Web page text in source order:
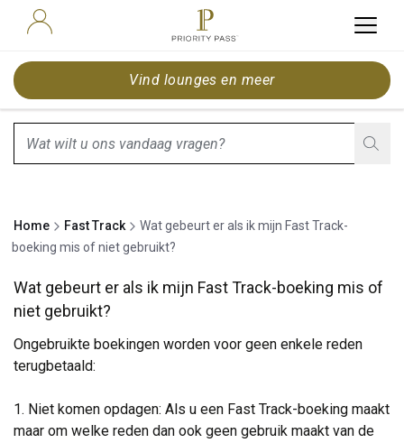
Vind lounges en meer
Home Fast Track
Wat gebeurt er als ik mijn Fast Track-
boeking mis of niet gebruikt?
Wat gebeurt er als ik mijn Fast Track-boeking mis of
niet gebruikt?
Ongebruikte boekingen worden voor geen enkele reden
terugbetaald:
1. Niet komen opdagen: Als u een Fast Track-boeking maakt
maar om welke reden dan ook geen gebruik maakt van de